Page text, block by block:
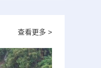
查看更多 >